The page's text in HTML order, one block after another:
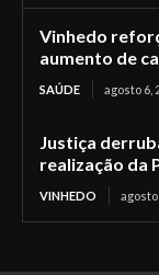
Vinhedo
aumento de
SAÚDE agosto 6,
Justiça
realização da
VINHEDO agosto